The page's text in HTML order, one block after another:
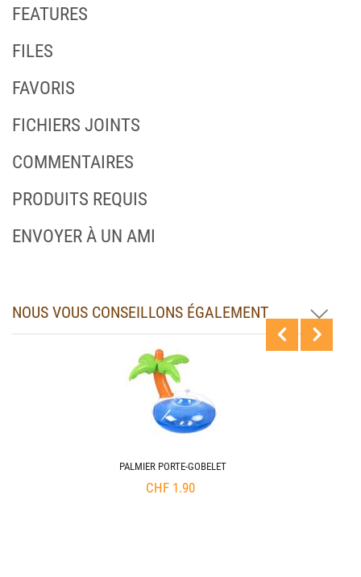
FEATURES
FILES
FAVORIS
FICHIERS JOINTS
COMMENTAIRES
PRODUITS REQUIS
ENVOYER À UN AMI
NOUS VOUS CONSEILLONS ÉGALEMENT
PALMIER PORTE-GOBELET
CHF 1.90